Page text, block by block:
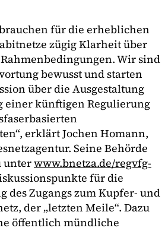
für die erheblichen
zügig Klarheit über
Wir sind
bewusst und starten
über die Ausgestaltung
einer künftigen Regulierung
erklärt Jochen Homann,
Seine Behörde
unterwww.bnetza.de/regvfg-
für die
des Zugangs zum Kupfer- und
der „letzten Meile“. Dazu
öffentlich mündliche